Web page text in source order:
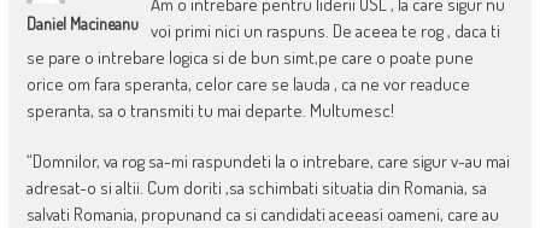
Daniel Macineanu
voi primi nici un raspuns. De aceea te rog , daca ti
se pare o intrebare logica si de bun simt,pe care o poate pune
orice om fara speranta, celor care se lauda , ca ne vor readuce
speranta, sa o transmiti tu mai departe. Multumesc!
“Domnilor, va rog sa-mi raspundeti la o intrebare, care sigur v-au mai
adresat-o si altii. Cum doriti ,sa schimbati situatia din Romania, sa
salvati Romania, propunand ca si candidati aceeasi oameni, care au